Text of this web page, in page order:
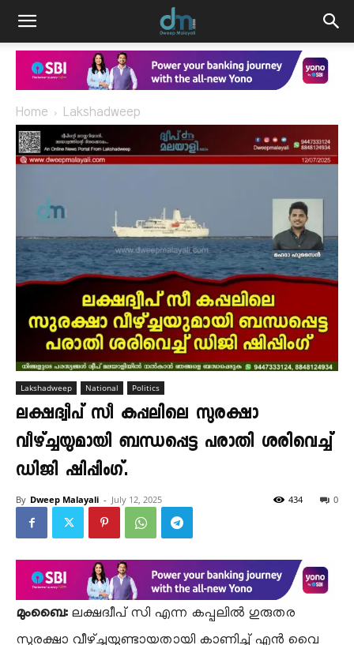
Home Lakshadweep
Lakshadweep National Politics
ലക്ഷദ്വീപ് സീ കപ്പലിലെ സുരക്ഷാ
വീഴ്ച്ചയുമായി ബന്ധപ്പെട്ട പരാതി ശരിവെച്ച്
ഡിജി ഷിപ്പിംഗ്.
By Dweep Malayali - July 12, 2025 0
434
മുംബൈ:ലക്ഷദ്വീപ് സി എന്ന കപ്പലിൽ ഗുരുതര
സുരക്ഷാ വീഴ്ച്ചയുണ്ടായതായി കാണിച്ച് എൻ വൈ